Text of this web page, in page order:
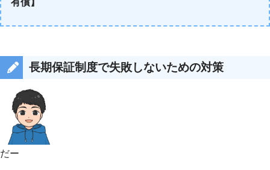
長期保証制度で失敗しないための対策
だー